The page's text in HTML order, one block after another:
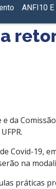
ANFI10 E
da
Covid-19,
na
práticas